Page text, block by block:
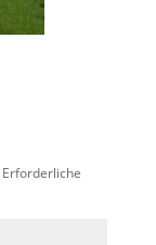
Erforderliche